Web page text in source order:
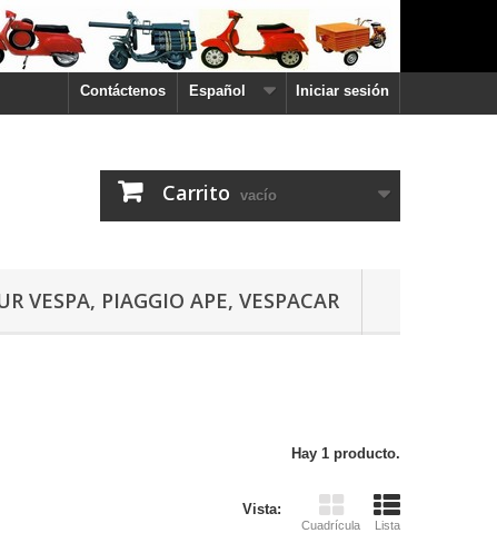
Iniciar sesión
Español
Contáctenos
Carrito vacío
VESPA, PIAGGIO APE, VESPACAR
Hay 1 producto.
Vista:
Cuadrícula Lista